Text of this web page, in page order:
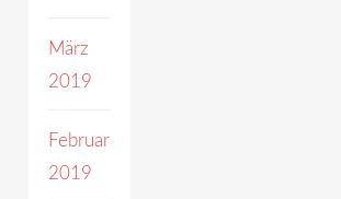
März
2019
Februar
2019